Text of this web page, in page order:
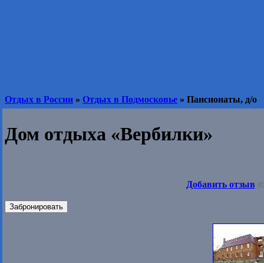
Отдых в России » Отдых в Подмосковье » Пансионаты, д/о
Дом отдыха «Вербилки»
Добавить отзыв
Забронировать